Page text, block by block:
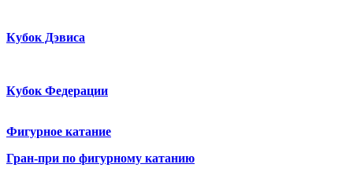
Кубок Дэвиса
Кубок Федерации
Фигурное катание
Гран-при по фигурному катанию